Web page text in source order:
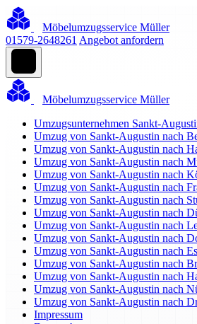
Möbelumzugsservice Müller
01579-2648261 Angebot anfordern
Möbelumzugsservice Müller
Umzugsunternehmen Sankt-
Umzug von Sankt-Augustin nach
Umzug von Sankt-Augustin nach
Umzug von Sankt-Augustin nach
Umzug von Sankt-Augustin nach
Umzug von Sankt-Augustin nach
Umzug von Sankt-Augustin nach
Umzug von Sankt-Augustin nach
Umzug von Sankt-Augustin nach
Umzug von Sankt-Augustin nach
Umzug von Sankt-Augustin nach
Umzug von Sankt-Augustin nach
Umzug von Sankt-Augustin nach
Umzug von Sankt-Augustin nach
Umzug von Sankt-Augustin nach
Impressum